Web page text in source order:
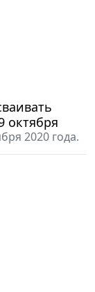
2020 года.